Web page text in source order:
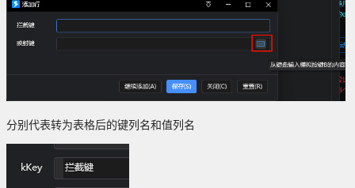
分别代表转为表格后的键列名和值列名